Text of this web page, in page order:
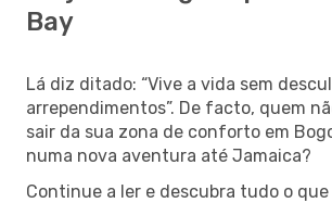
Bay
Lá diz ditado: “Vive a vida sem
arrependimentos”. De facto, quem
sair da sua zona de conforto em
numa nova aventura até Jamaica?
Continue a ler e descubra tudo o